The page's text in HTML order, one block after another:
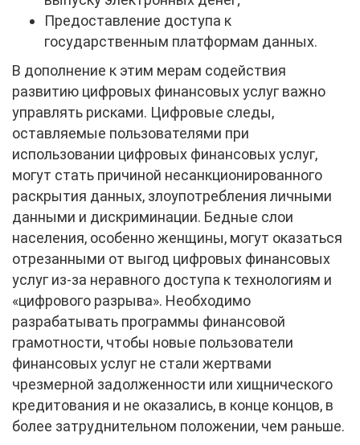
Предоставление доступа к
государственным платформам данных.
В дополнение к этим мерам содействия
развитию цифровых финансовых услуг важно
управлять рисками. Цифровые следы,
оставляемые пользователями при
использовании цифровых финансовых услуг,
могут стать причиной несанкционированного
раскрытия данных, злоупотребления личными
данными и дискриминации. Бедные слои
населения, особенно женщины, могут оказаться
отрезанными от выгод цифровых финансовых
услуг из-за неравного доступа к технологиям и
«цифрового разрыва». Необходимо
разрабатывать программы финансовой
грамотности, чтобы новые пользователи
финансовых услуг не стали жертвами
чрезмерной задолженности или хищнического
кредитования и не оказались, в конце концов, в
более затруднительном положении, чем раньше.